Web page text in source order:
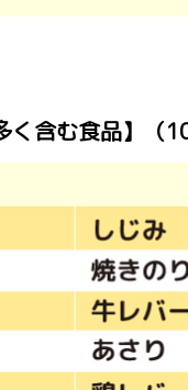
く含む食品】（